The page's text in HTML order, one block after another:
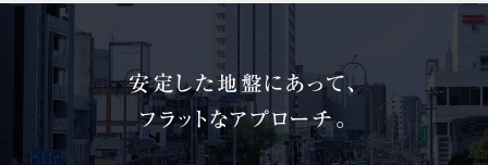
安定した地盤にあって、
フラットなアプローチ。